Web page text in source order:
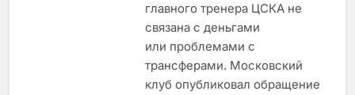
главного тренера ЦСКА не
связана с деньгами
или проблемами с
трансферами. Московский
клуб опубликовал обращение